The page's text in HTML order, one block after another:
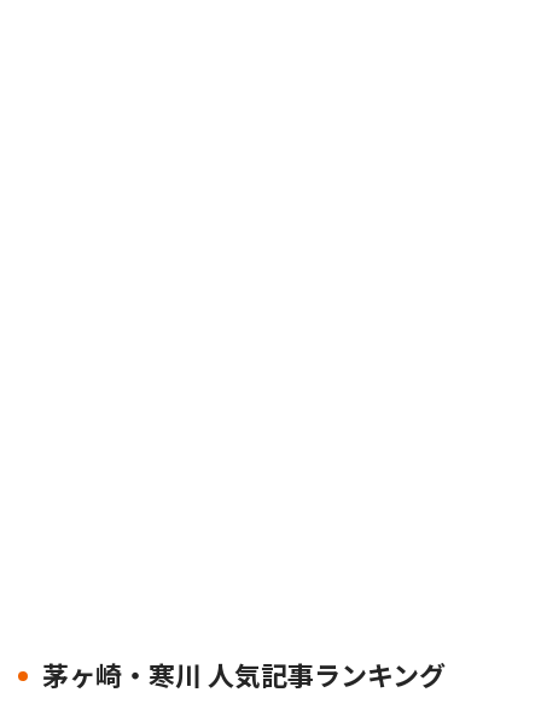
茅ヶ崎・寒川 人気記事ランキング